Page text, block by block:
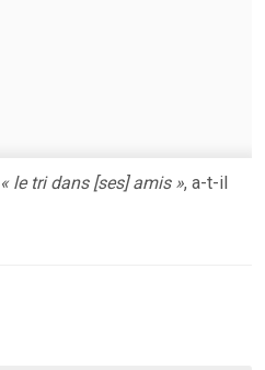
« le tri dans [ses] amis », a-t-il